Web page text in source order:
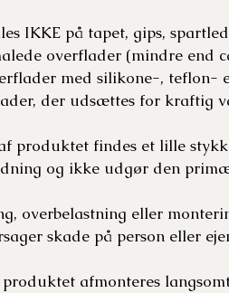
IKKE på tapet, gips,
overflader (mindre end
med silikone-, teflon-
der udsættes for kraftig
produktet findes et lille
og ikke udgør den
overbelastning eller
skade på person eller
produktet afmonteres